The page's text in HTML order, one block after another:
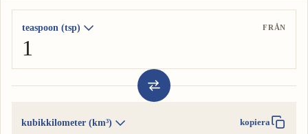
teaspoon (tsp) FRÅN
kubikkilometer (km³) kopiera